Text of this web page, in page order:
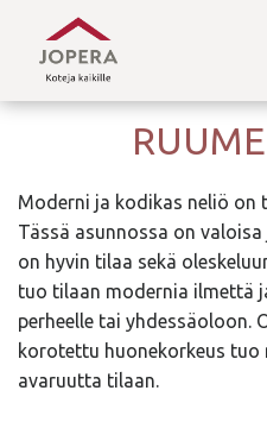
Moderni ja kodikas neliö on
Tässä asunnossa on
on hyvin tilaa sekä
tuo tilaan modernia ilmettä
perheelle tai yhdessäoloon.
korotettu huonekorkeus
avaruutta tilaan.